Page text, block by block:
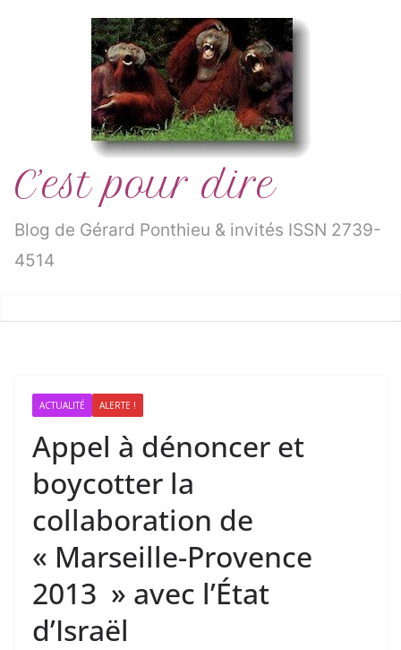
C’est pour dire
Blog de Gérard Ponthieu & invités ISSN 2739-
4514
ACTUALITÉ ALERTE !
Appel à dénoncer et
boycotter la
collaboration de
« Marseille-Provence
2013 » avec l’État
d’Israël